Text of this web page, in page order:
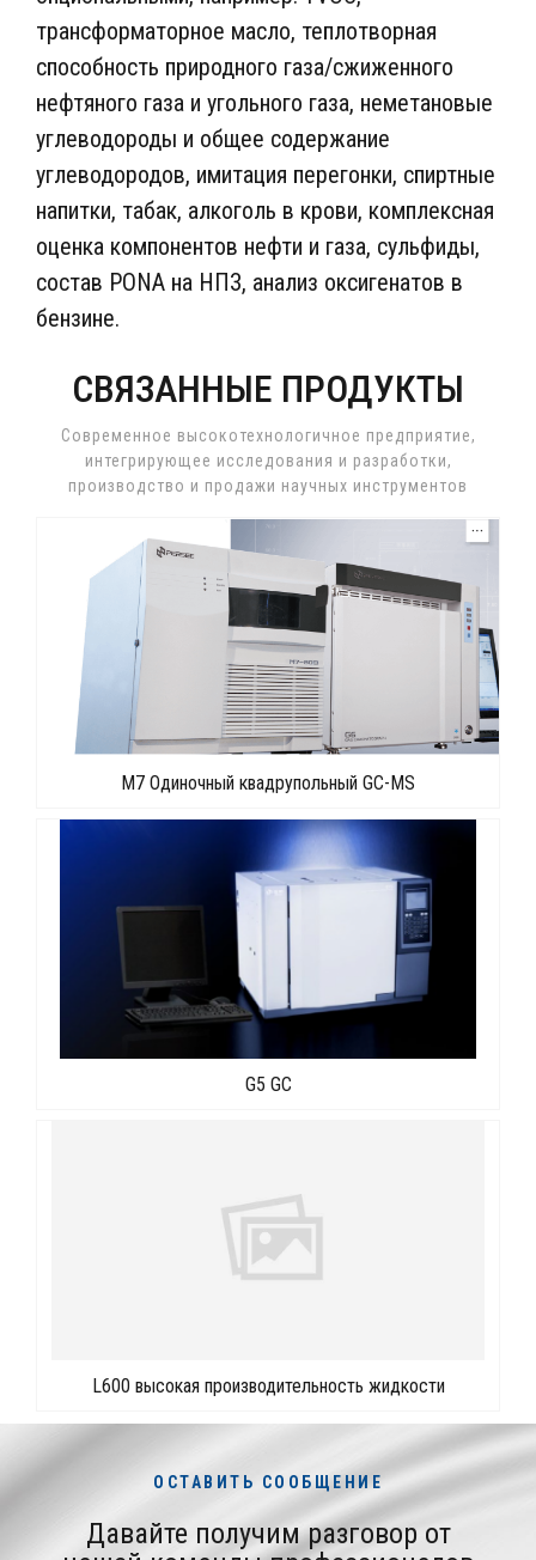
трансформаторное масло, теплотворная
способность природного газа/сжиженного
нефтяного газа и угольного газа, неметановые
углеводороды и общее содержание
углеводородов, имитация перегонки, спиртные
напитки, табак, алкоголь в крови, комплексная
оценка компонентов нефти и газа, сульфиды,
состав PONA на НПЗ, анализ оксигенатов в
бензине.
СВЯЗАННЫЕ ПРОДУКТЫ
Современное высокотехнологичное предприятие,
интегрирующее исследования и разработки,
производство и продажи научных инструментов
M7 Одиночный квадрупольный GC-MS
G5 GC
L600 высокая производительность жидкости
ОСТАВИТЬ СООБЩЕНИЕ
Давайте получим разговор от